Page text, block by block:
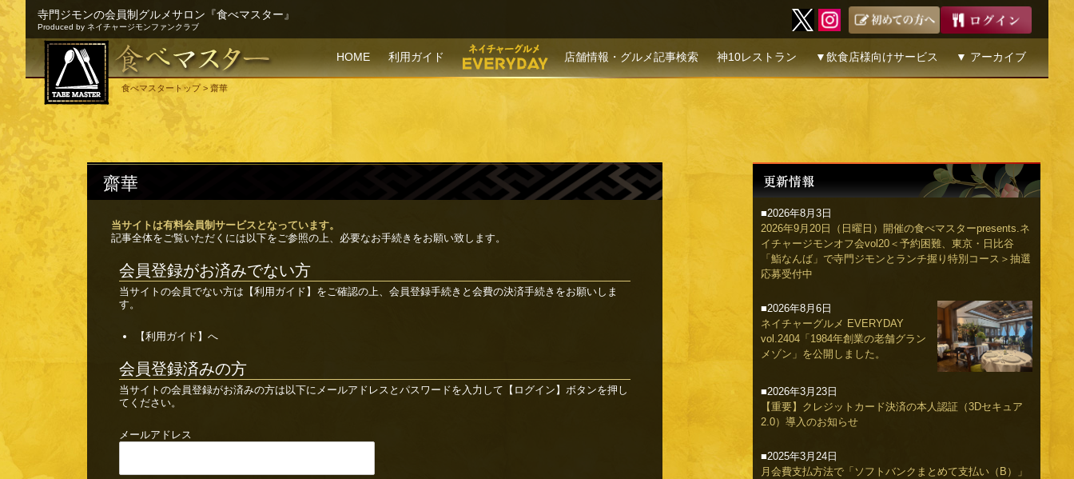
寺門ジモンの会員制グルメサロン『食べマスター』
Produced by ネイチャージモンファンクラブ
HOME 利用ガイド 店舗情報・グルメ記事検索 神10レストラン ▼飲食店様向けサービス ▼ アーカイブ
食べマスタートップ> 齋華
齋華
当サイトは有料会員制サービスとなっています。
記事全体をご覧いただくには以下をご参照の上、必要なお手続きをお願い致します。
会員登録がお済みでない方
当サイトの会員でない方は 【利用ガイド】 をご確認の上、会員登録手続きと会費の決済手続きをお願いしま
す。
【利用ガイド】へ
会員登録済みの方
当サイトの会員登録がお済みの方は以下にメールアドレスとパスワードを入力して【ログイン】ボタンを押し
てください。
メールアドレス
■2026年8月3日
2026年9月20日（日曜日）開催の食べマスターpresents.ネ
イチャージモンオフ会vol20＜予約困難、東京・日比谷
「鮨なんば」で寺門ジモンとランチ握り特別コース＞抽選
応募受付中
■2026年8月6日
ネイチャーグルメ EVERYDAY
vol.2404「1984年創業の老舗グラン
メゾン」を公開しました。
■2026年3月23日
【重要】クレジットカード決済の本人認証（3Dセキュア
2.0）導入のお知らせ
■2025年3月24日
月会費支払方法で「ソフトバンクまとめて支払い（B）」